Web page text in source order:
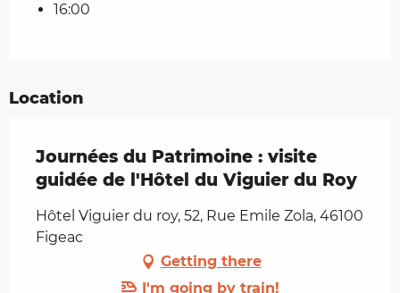
16:00
Location
Journées du Patrimoine : visite
guidée de l'Hôtel du Viguier du Roy
Hôtel Viguier du roy, 52, Rue Emile Zola, 46100
Figeac
Getting there
I'm going by train!